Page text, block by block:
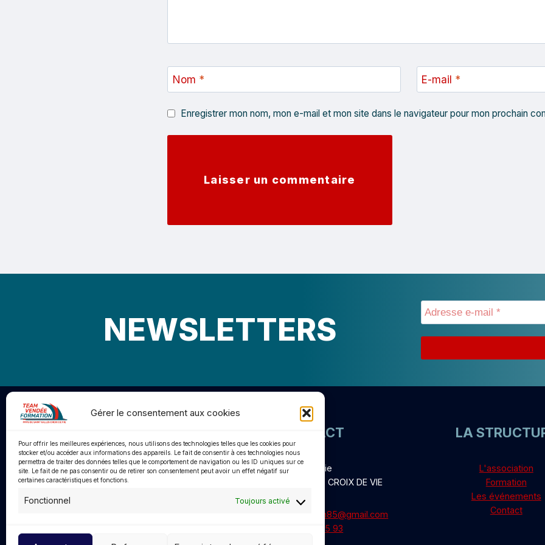
Gérer le consentement aux cookies
Pour offrir les meilleures expériences, nous utilisons des technologies telles que les cookies pour
stocker et/ou accéder aux informations des appareils. Le fait de consentir à ces technologies nous
permettra de traiter des données telles que le comportement de navigation ou les ID uniques sur ce
site. Le fait de ne pas consentir ou de retirer son consentement peut avoir un effet négatif sur
certaines caractéristiques et fonctions.
Fonctionnel Toujours activé
Nom * E-mail *
Enregistrer mon nom, mon e-mail et mon site dans le navigateur pour mon prochain
NEWSLETTERS
accompagne les skippers et leurs
navigation au large.
CONTACT
Port la Vie
85800 SAINT GILLES CROIX DE VIE
teamvendeeformation85@gmail.com
06 79 95 05 93
LA
L'association
Formation
Les événements
Contact